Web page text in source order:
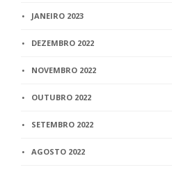
JANEIRO 2023
DEZEMBRO 2022
NOVEMBRO 2022
OUTUBRO 2022
SETEMBRO 2022
AGOSTO 2022